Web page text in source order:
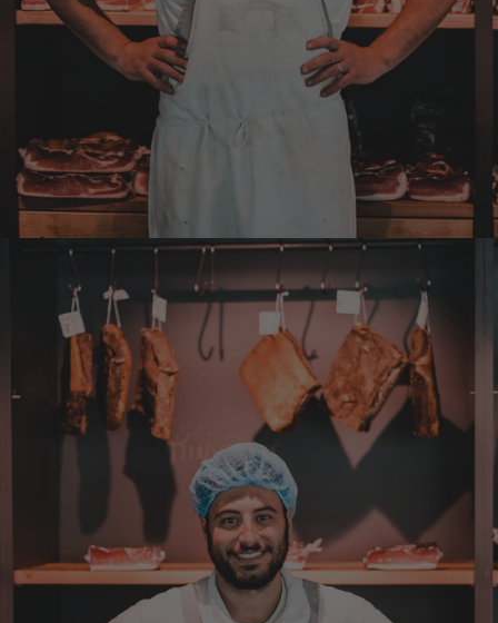
Anonym
Verifizierter Kunde
Der Schinken ist unser Favorit. Einfach
köstlich und ruckzuck aufgegessen!!!!!!!
Deshalb haben wir einen Vorrat angelegt.
7.8.2026
Verifizierter Kunde
1 A Qualität, preiswert und schnell. Gern
wieder. Danke!
7.8.2026
Stefan
Verifizierter Kunde
Top Ware. Top Lieferung. Immer wieder👍
Silvia
Verifizierter Kunde
Schmeckt alles sehe lecker würde und werde
immer wieder bestellen. 👍🤤🤤❤️